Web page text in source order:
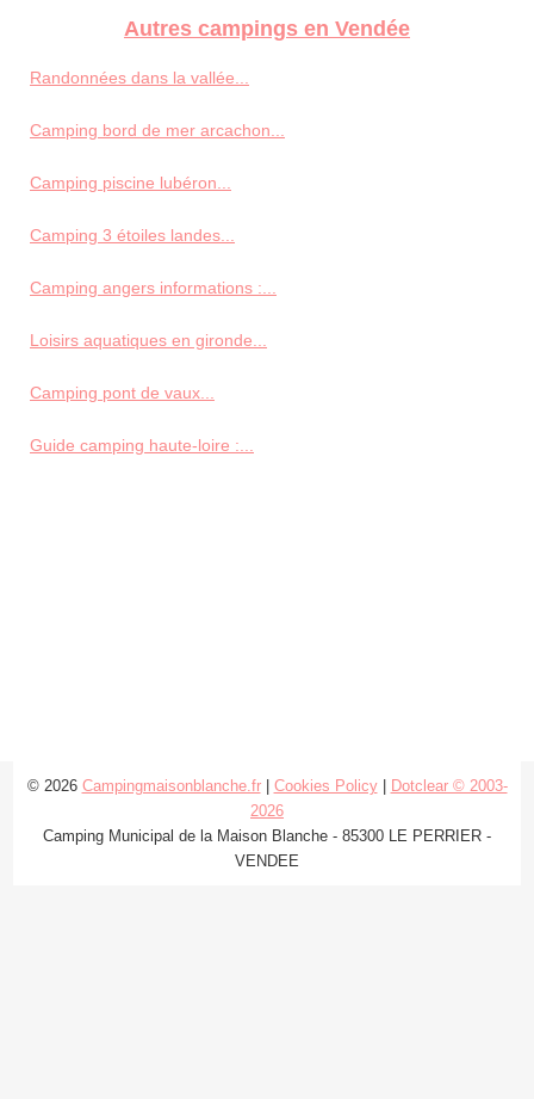
Autres campings en Vendée
Randonnées dans la vallée...
Camping bord de mer arcachon...
Camping piscine lubéron...
Camping 3 étoiles landes...
Camping angers informations :...
Loisirs aquatiques en gironde...
Camping pont de vaux...
Guide camping haute-loire :...
© 2026 Campingmaisonblanche.fr| Cookies Policy|
Dotclear © 2003-
2026
Camping Municipal de la Maison Blanche - 85300 LE PERRIER -
VENDEE